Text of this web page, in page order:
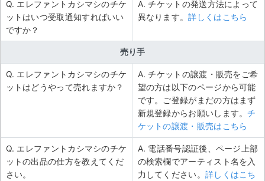
Q. エレファントカシマシのチケ
ットはいつ受取通知すればいい
ですか？
A. チケットの発送方法によって
異なります。詳しくはこちら
売り手
Q. エレファントカシマシのチケ
ットはどうやって売れますか？
A. チケットの譲渡・販売をご希
望の方は以下のページから可能
です。ご登録がまだの方はまず
新規登録からお願いします。チ
ケットの譲渡・販売はこちら
Q. エレファントカシマシのチケ
ットの出品の仕方を教えてくだ
さい。
A. 電話番号認証後、ページ上部
の検索欄でアーティスト名を入
力してください。 詳しくはこち